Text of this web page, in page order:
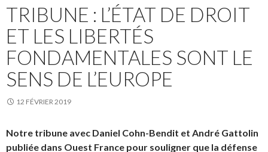
TRIBUNE : L’ÉTAT DE DROIT
ET LES LIBERTÉS
FONDAMENTALES SONT LE
SENS DE L’EUROPE
12 FÉVRIER 2019
Notre tribune avec Daniel Cohn-Bendit et André Gattolin
publiée dans Ouest France pour souligner que la défense